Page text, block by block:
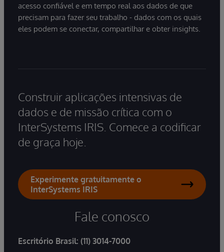
acesso confiável e em tempo real aos dados de que
precisam para fazer seu trabalho - dados com os quais
eles podem se conectar, compartilhar e obter insights.
Construir aplicações intensivas de
dados e de missão crítica com o
InterSystems IRIS. Comece a codificar
de graça hoje.
Experimente gratuitamente o
InterSystems IRIS
Fale conosco
Escritório Brasil: (11) 3014-7000